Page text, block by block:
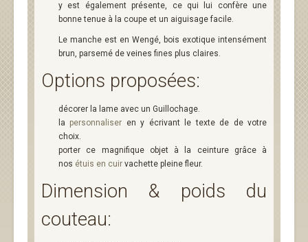
y est également présente, ce qui lui confère une
bonne tenue à la coupe et un aiguisage facile.
Le manche est en Wengé, bois exotique intensément
brun, parsemé de veines fines plus claires.
Options proposées:
décorer la lame avec un Guillochage.
la personnaliser en y écrivant le texte de de votre
choix.
porter ce magnifique objet à la ceinture grâce à
nos étuis en cuir vachette pleine fleur.
Dimension & poids du
couteau: